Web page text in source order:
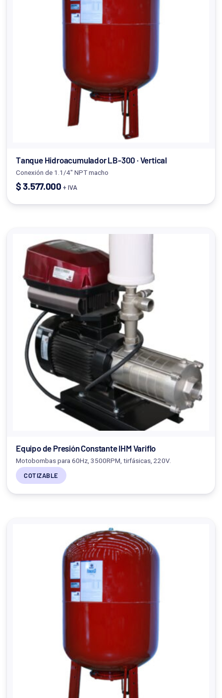
Tanque Hidroacumulador LB-300 · Vertical
Conexión de 1.1/4" NPT macho
$3.577.000 + IVA
Equipo de Presión Constante IHM Variflo
Motobombas para 60Hz, 3500RPM, tirfásicas, 220V.
COTIZABLE